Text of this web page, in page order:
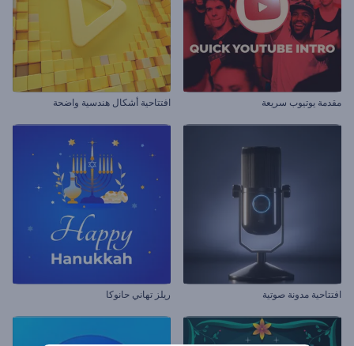
مقدمة يوتيوب سريعة افتتاحية أشكال هندسية واضحة
افتتاحية مدونة صوتية ريلز تهاني حانوكا